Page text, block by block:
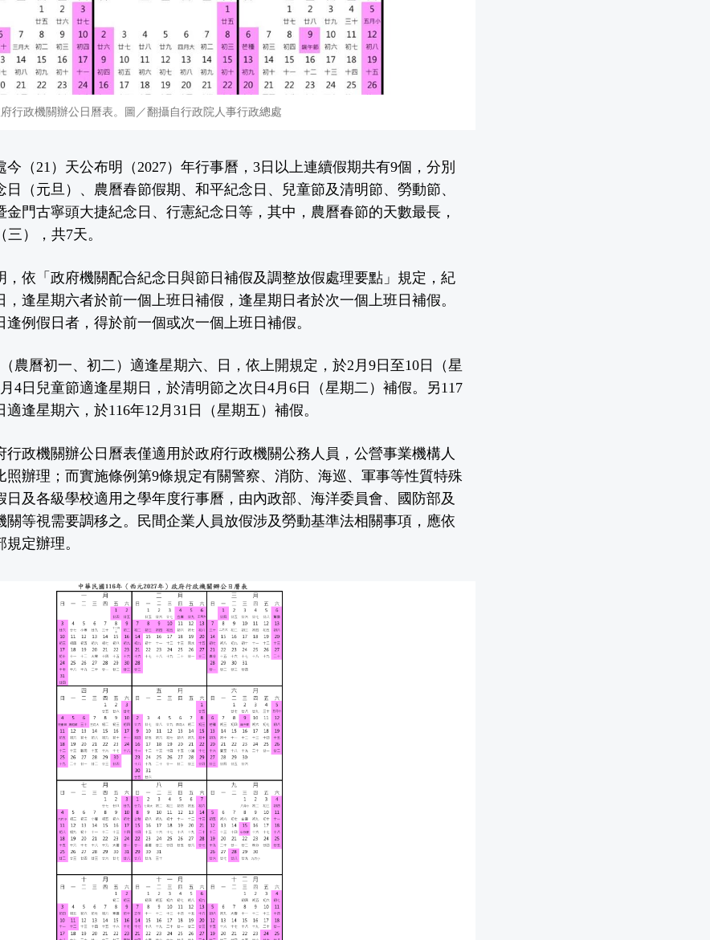
行政機關辦公日曆表。圖／翻攝自行政院人事行政總處
（21）天公布明（2027）年行事曆，3日以上連續假期共有9個，分別
（元旦）、農曆春節假期、和平紀念日、兒童節及清明節、勞動節、
金門古寧頭大捷紀念日、行憲紀念日等，其中，農曆春節的天數最長，
），共7天。
，依「政府機關配合紀念日與節日補假及調整放假處理要點」規定，紀
逢星期六者於前一個上班日補假，逢星期日者於次一個上班日補假。
例假日者，得於前一個或次一個上班日補假。
農曆初一、初二）適逢星期六、日，依上開規定，於2月9日至10日（星
4日兒童節適逢星期日，於清明節之次日4月6日（星期二）補假。另117
逢星期六，於116年12月31日（星期五）補假。
行政機關辦公日曆表僅適用於政府行政機關公務人員，公營事業機構人
照辦理；而實施條例第9條規定有關警察、消防、海巡、軍事等性質特殊
日及各級學校適用之學年度行事曆，由內政部、海洋委員會、國防部及
關等視需要調移之。民間企業人員放假涉及勞動基準法相關事項，應依
定辦理。